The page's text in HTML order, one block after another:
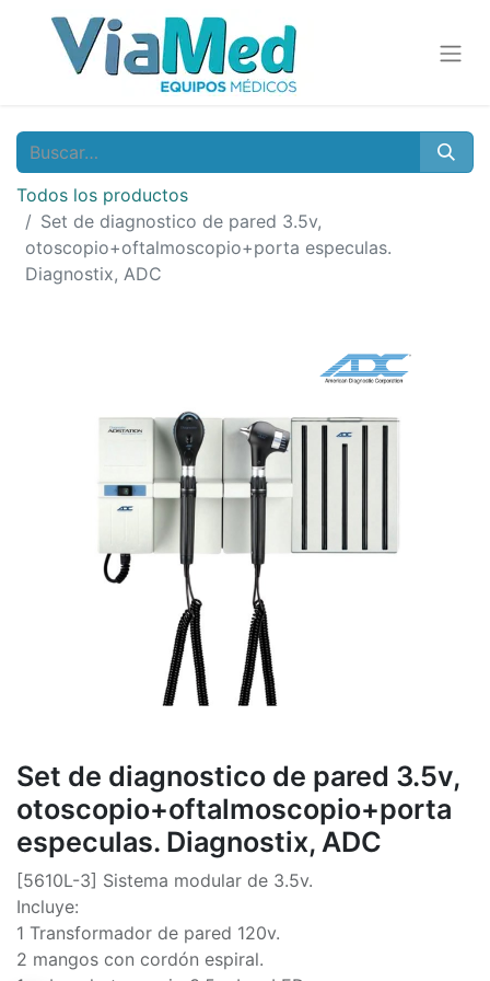
Todos los productos
Set de diagnostico de pared 3.5v,
otoscopio+oftalmoscopio+porta especulas.
Diagnostix, ADC
Set de diagnostico de pared 3.5v,
otoscopio+oftalmoscopio+porta
especulas. Diagnostix, ADC
[5610L-3] Sistema modular de 3.5v.
Incluye:
1 Transformador de pared 120v.
2 mangos con cordón espiral.